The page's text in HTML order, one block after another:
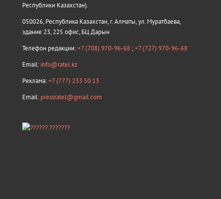
Республики Казахстан).
050026, Республика Казахстан, г. Алматы, ул. Муратбаева,
здание 23, 225 офис, БЦ Дарын
Телефон редакции:+7 (708) 970-96-68 ;+7 (727) 970-96-68
Email: info@ratel.kz
Реклама:+7 (777) 233 50 13
Email: pressratel@gmail.com